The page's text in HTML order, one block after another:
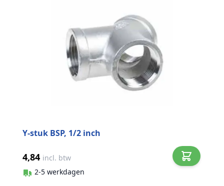
Y-stuk BSP, 1/2 inch
4,84 incl. btw
2-5 werkdagen